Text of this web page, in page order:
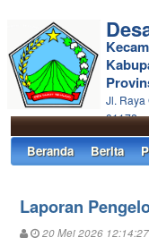
Jl. Raya
81172
Beranda Berita
Laporan
20 Mei 2026 12:14:27